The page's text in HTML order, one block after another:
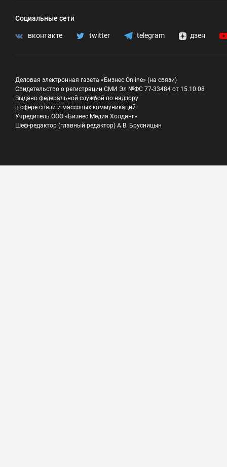
Социальные сети
вконтакте twitter telegram дзен
Деловая электронная газета «Бизнес Online» (на связи)
Свидетельство о регистрации СМИ Эл №ФС 77-33484 от 15.10.08
Выдано федеральной службой по надзору
в сфере связи и массовых коммуникаций
Учредитель ООО «Бизнес Медия Холдинг»
Шеф-редактор (главный редактор) А.В. Брусницын